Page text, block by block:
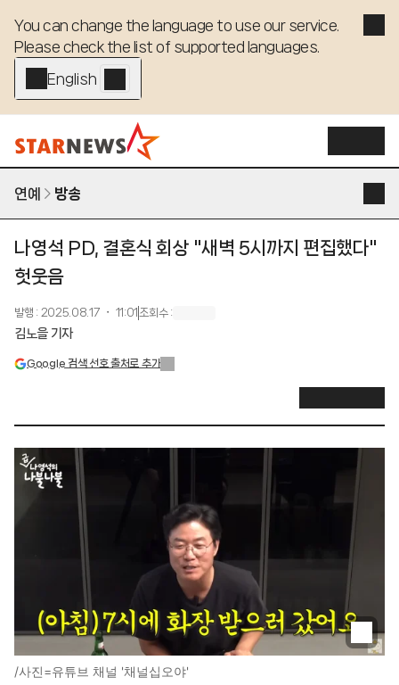
You can change the language to use our service.
Please check the list of supported languages.
English - EN
연예 방송
나영석 PD, 결혼식 회상 "새벽 5시까지 편집했다"
헛웃음
발행 : 2025.08.17 ・ 11:01 조회수:
김노을 기자
Google 검색 선호 출처로 추가
/사진=유튜브 채널 '채널십오야'